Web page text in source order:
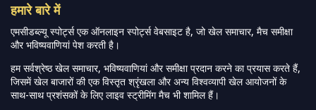
हमारे बारे में
एमसीडब्ल्यू स्पोर्ट्स एक ऑनलाइन स्पोर्ट्स वेबसाइट है, जो खेल समाचार, मैच समीक्षा
और भविष्यवाणियां पेश करती है।
हम सर्वश्रेष्ठ खेल समाचार, भविष्यवाणियां और समीक्षा प्रदान करने का प्रयास करते हैं,
जिसमें खेल बाजारों की एक विस्तृत श्रृंखला और अन्य विश्वव्यापी खेल आयोजनों के
साथ-साथ प्रशंसकों के लिए लाइव स्ट्रीमिंग मैच भी शामिल हैं।